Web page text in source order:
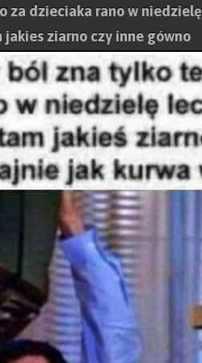
za dzieciaka rano w niedzielę
jakies ziarno czy inne gówno